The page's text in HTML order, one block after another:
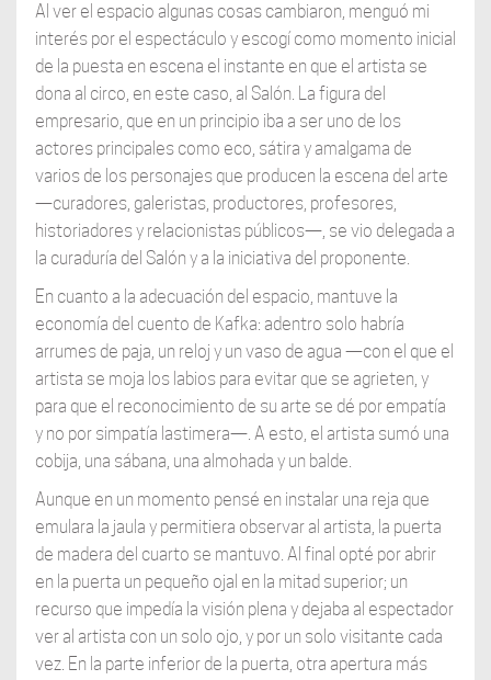
Al ver el espacio algunas cosas cambiaron, menguó mi
interés por el espectáculo y escogí como momento inicial
de la puesta en escena el instante en que el artista se
dona al circo, en este caso, al Salón. La figura del
empresario, que en un principio iba a ser uno de los
actores principales como eco, sátira y amalgama de
varios de los personajes que producen la escena del arte
—curadores, galeristas, productores, profesores,
historiadores y relacionistas públicos—, se vio delegada a
la curaduría del Salón y a la iniciativa del proponente.
En cuanto a la adecuación del espacio, mantuve la
economía del cuento de Kafka: adentro solo habría
arrumes de paja, un reloj y un vaso de agua —con el que el
artista se moja los labios para evitar que se agrieten, y
para que el reconocimiento de su arte se dé por empatía
y no por simpatía lastimera—. A esto, el artista sumó una
cobija, una sábana, una almohada y un balde.
Aunque en un momento pensé en instalar una reja que
emulara la jaula y permitiera observar al artista, la puerta
de madera del cuarto se mantuvo. Al final opté por abrir
en la puerta un pequeño ojal en la mitad superior; un
recurso que impedía la visión plena y dejaba al espectador
ver al artista con un solo ojo, y por un solo visitante cada
vez. En la parte inferior de la puerta, otra apertura más